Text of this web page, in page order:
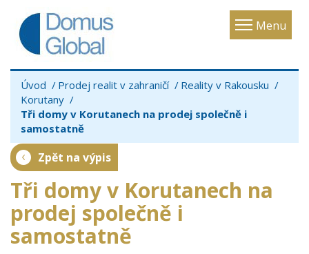
Menu
Toggle
Úvod Prodej realit v zahraničí
Reality v Rakousku
Korutany
Tři domy v Korutanech na prodej společně i
samostatně
Zpět na výpis
Tři domy v Korutanech na
prodej společně i
samostatně